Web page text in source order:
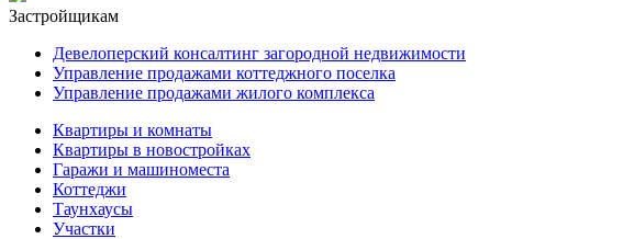
Застройщикам
Девелоперский консалтинг загородной недвижимости
Управление продажами коттеджного поселка
Управление продажами жилого комплекса
Квартиры и комнаты
Квартиры в новостройках
Гаражи и машиноместа
Коттеджи
Таунхаусы
Участки